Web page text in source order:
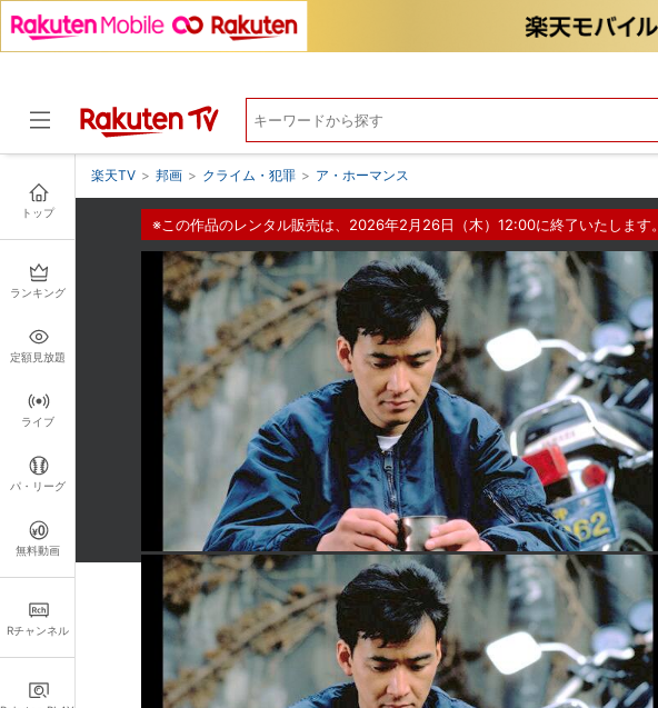
トップ
ランキング
定額見放題
ライブ
パ・リーグ
無料動画
Rチャンネル
楽天TV > 邦画 > クライム・犯罪 > ア・ホーマンス
※この作品のレンタル販売は、2026年2月26日（木）12:00に終了いたします。
詳細情報
キャスト・スタッフ
出演： 松田優作 石橋凌 手塚理美
阿木燿子